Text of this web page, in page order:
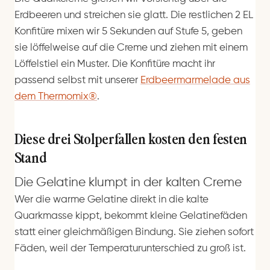
Erdbeeren und streichen sie glatt. Die restlichen 2 EL
Konfitüre mixen wir 5 Sekunden auf Stufe 5, geben
sie löffelweise auf die Creme und ziehen mit einem
Löffelstiel ein Muster. Die Konfitüre macht ihr
passend selbst mit unserer Erdbeermarmelade aus
dem Thermomix®.
Diese drei Stolperfallen kosten den festen
Stand
Die Gelatine klumpt in der kalten Creme
Wer die warme Gelatine direkt in die kalte
Quarkmasse kippt, bekommt kleine Gelatinefäden
statt einer gleichmäßigen Bindung. Sie ziehen sofort
Fäden, weil der Temperaturunterschied zu groß ist.